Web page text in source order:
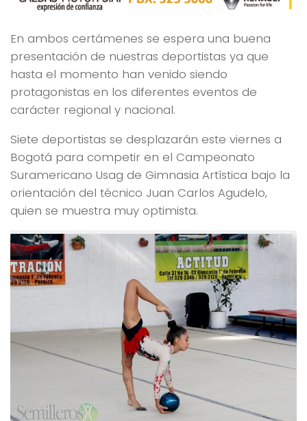
En ambos certámenes se espera una buena
presentación de nuestras deportistas ya que
hasta el momento han venido siendo
protagonistas en los diferentes eventos de
carácter regional y nacional.
Siete deportistas se desplazarán este viernes a
Bogotá para competir en el Campeonato
Suramericano Usag de Gimnasia Artística bajo la
orientación del técnico Juan Carlos Agudelo,
quien se muestra muy optimista.